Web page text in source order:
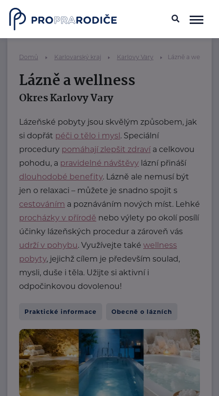
Domů Karlovarský kraj Karlovy Vary Lázně a wellness
Lázně a wellness
Okres Karlovy Vary
Lázeňské pobyty jsou skvělým způsobem, jak
si dopřát péči o tělo i mysl . Speciální
procedury pomáhají zlepšit zdraví a celkovou
pohodu, a pravidelné návštěvy lázní přináší
dlouhodobé benefity. Lázně ale nemusí být
jen o relaxaci – můžete je snadno spojit s
cestováním a poznáváním nových míst. Lehké
procházky v přírodě nebo výlety po okolí posílí
účinky lázeňských procedur a zároveň vás
udrží v pohybu. Využívejte také wellness
pobyty, jejichž cílem je především soulad,
mysli, duše i těla. Užijte si aktivní i
odpočinkovou dovolenou!
Praktické informace Obecně o lázních